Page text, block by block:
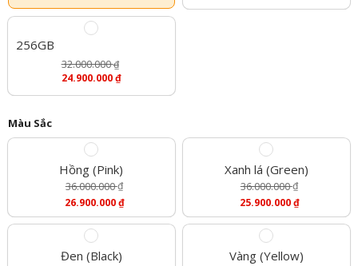
256GB
24.900.000₫
32.000.000₫
Màu Sắc
Hồng (Pink)
36.000.000₫
Gốc
Là:
26.900.000₫
Giá
Xanh lá (Green)
36.000.000₫
Gốc
Là:
25.900.000₫
Giá
Đen (Black) Vàng (Yellow)